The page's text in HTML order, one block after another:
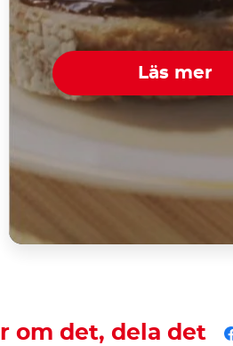
Läs mer
om det, dela det